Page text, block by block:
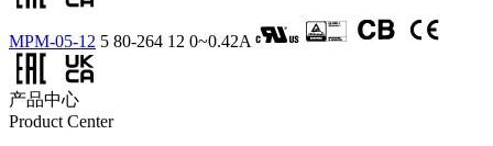
MPM-05-12 5 80-264 12 0~0.42A
产品中心
Product Center